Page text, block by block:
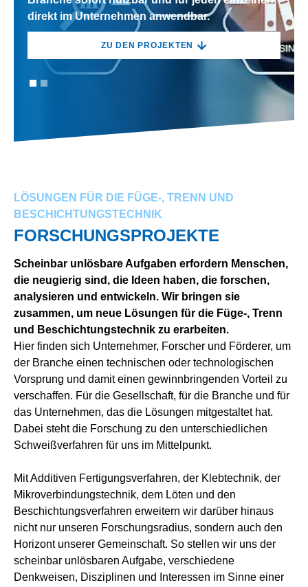
direkt im Unternehmen anwendbar.
ZU DEN PROJEKTEN
direkt im Unternehmen anwendbar.
ZU DEN PROJEKTEN
LÖSUNGEN FÜR DIE FÜGE-, TRENN UND
BESCHICHTUNGSTECHNIK
FORSCHUNGSPROJEKTE
Scheinbar unlösbare Aufgaben erfordern Menschen,
die neugierig sind, die Ideen haben, die forschen,
analysieren und entwickeln. Wir bringen sie
zusammen, um neue Lösungen für die Füge-, Trenn
und Beschichtungstechnik zu erarbeiten.
Hier finden sich Unternehmer, Forscher und Förderer, um
der Branche einen technischen oder technologischen
Vorsprung und damit einen gewinnbringenden Vorteil zu
verschaffen. Für die Gesellschaft, für die Branche und für
das Unternehmen, das die Lösungen mitgestaltet hat.
Dabei steht die Forschung zu den unterschiedlichen
Schweißverfahren für uns im Mittelpunkt.
Mit Additiven Fertigungsverfahren, der Klebtechnik, der
Mikroverbindungstechnik, dem Löten und den
Beschichtungsverfahren erweitern wir darüber hinaus
nicht nur unseren Forschungsradius, sondern auch den
Horizont unserer Gemeinschaft. So stellen wir uns der
scheinbar unlösbaren Aufgabe, verschiedene
Denkweisen, Disziplinen und Interessen im Sinne einer